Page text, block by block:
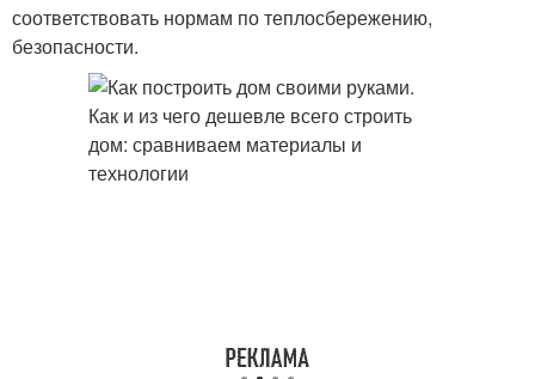
соответствовать нормам по теплосбережению,
безопасности.